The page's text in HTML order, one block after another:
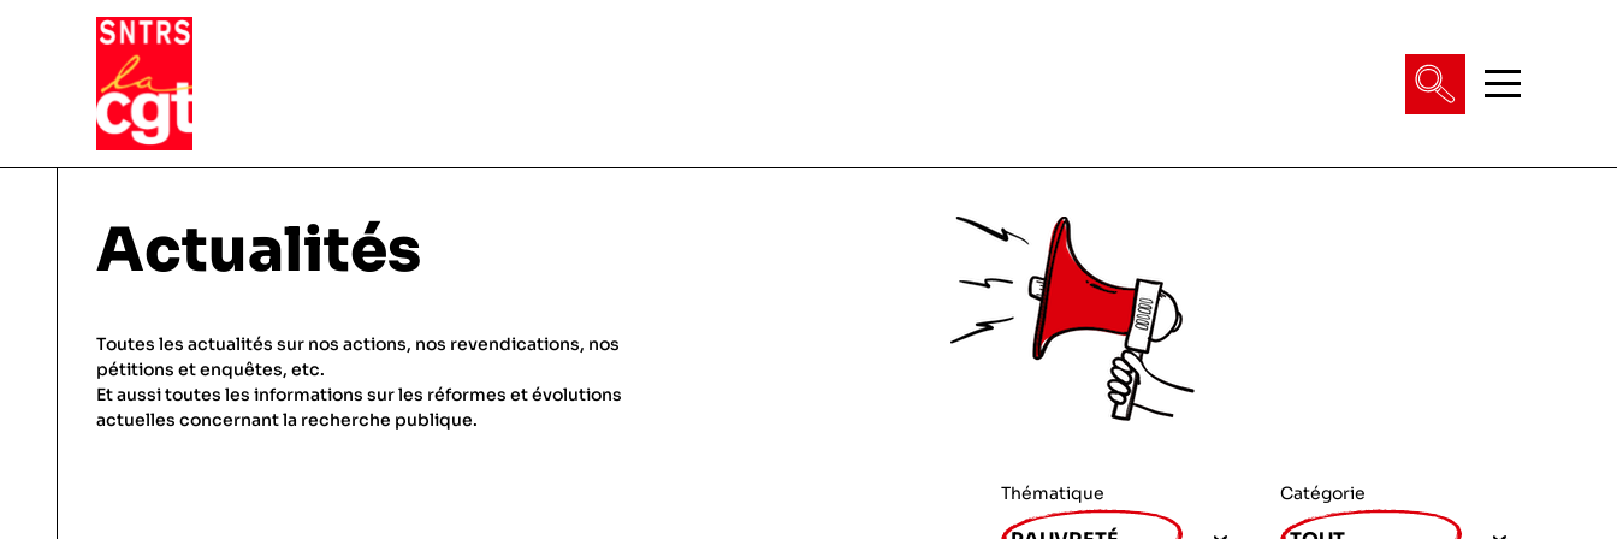
VIE DU SYNDICAT
Pourquoi et comment Adhérer
Notre fonctionnement
THÉMATIQUES
Conditions de travail
Actualités
Toutes les actualités sur nos actions, nos revendications, nos
pétitions et enquêtes, etc.
Et aussi toutes les informations sur les réformes et évolutions
actuelles concernant la recherche publique.
Thématique Catégorie